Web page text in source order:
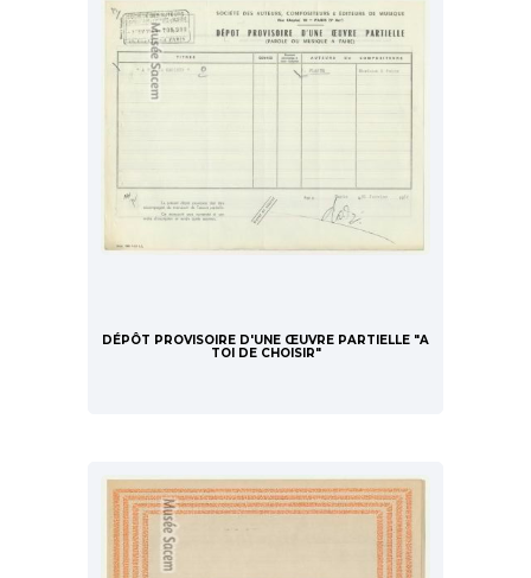
DÉPÔT PROVISOIRE D'UNE ŒUVRE PARTIELLE "A
TOI DE CHOISIR"